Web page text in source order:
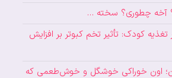
آخه چطوری؟ سخته …
تغذیه کودک: تأثیر تخم کبوتر بر افزایش
اون خوراکی خوشگل و خوش‌طعمی که